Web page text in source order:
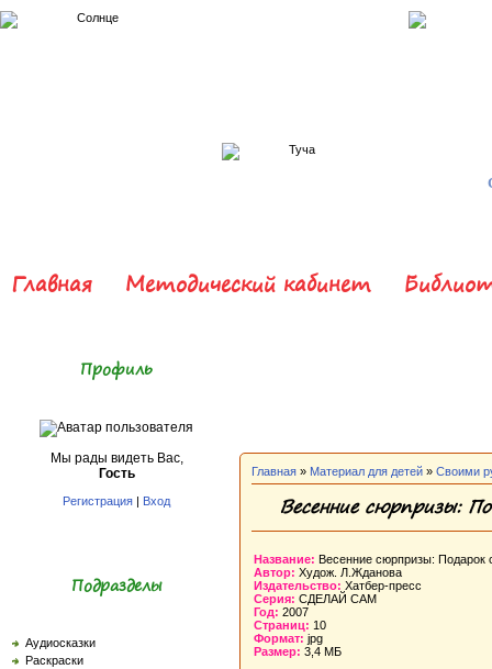
Главная Методический кабинет
Профиль
Мы рады видеть Вас,
Гость
Регистрация | Вход
Подразделы
Аудиосказки
Раскраски
Главная » Материал для детей » Своими
Весенние сюрпризы:
Название: Весенние сюрпризы: Подарок
Автор: Худож. Л.Жданова
Издательство: Хатбер-пресс
Серия: СДЕЛАЙ САМ
Год: 2007
Страниц: 10
Формат: jpg
Размер: 3,4 МБ